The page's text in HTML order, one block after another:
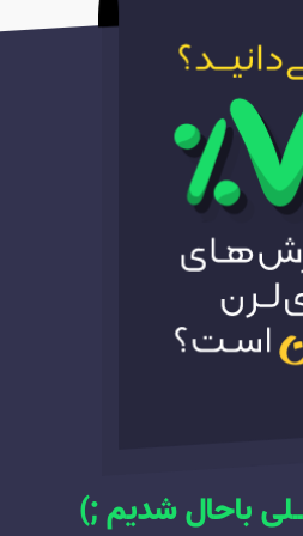
باحال شدیم ;)